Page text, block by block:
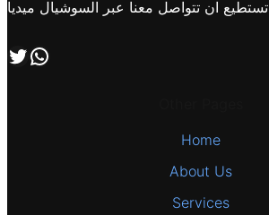
تستطيع ان تتواصل معنا عبر السوشيال ميديا
تابعنا علي صفحة التويتر اتصل بنا علي طريق الوتساب
Home
About Us
Services